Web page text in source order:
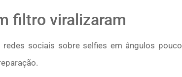
filtro viralizaram
sociais sobre selfies em ângulos pouco